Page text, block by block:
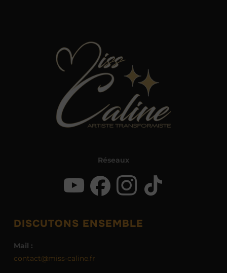
Réseaux
DISCUTONS ENSEMBLE
Mail :
contact@miss-caline.fr